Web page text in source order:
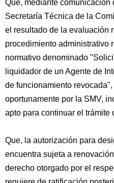
Que, mediante comunicación
Secretaría Técnica de la
el resultado de la evaluación
procedimiento administrativo
normativo denominado
liquidador de un Agente de
de funcionamiento
oportunamente por la SMV,
apto para continuar el trámite
Que, la autorización para
encuentra sujeta a
derecho otorgado por el